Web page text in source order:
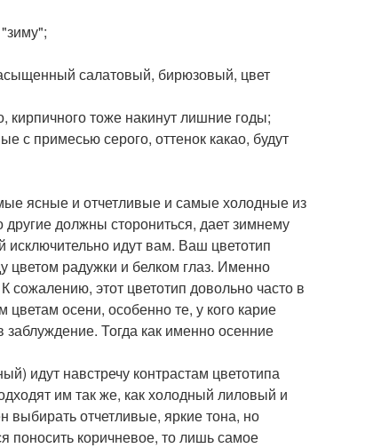
салатовый, бирюзовый, цвет
кирпичного тоже накинут лишние годы;
с примесью серого, оттенок какао, будут
ясные и отчетливые и самые холодные из
должны сторониться, дает зимнему
идут вам. Ваш цветотип
цветом радужки и белком глаз. Именно
этот цветотип довольно часто в
осени, особенно те, у кого карие
Тогда как именно осенние
идут навстречу контрастам цветотипа
им так же, как холодный лиловый и
отчетливые, яркие тона, но
поносить коричневое, то лишь самое